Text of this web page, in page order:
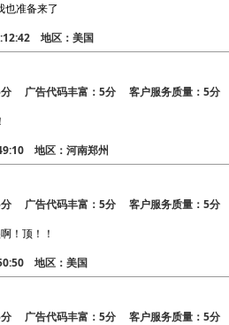
也准备来了
地区：美国
广告代码丰富：5分 客户服务质量：5分
地区：河南郑州
广告代码丰富：5分 客户服务质量：5分
！顶！！
地区：美国
广告代码丰富：5分 客户服务质量：5分